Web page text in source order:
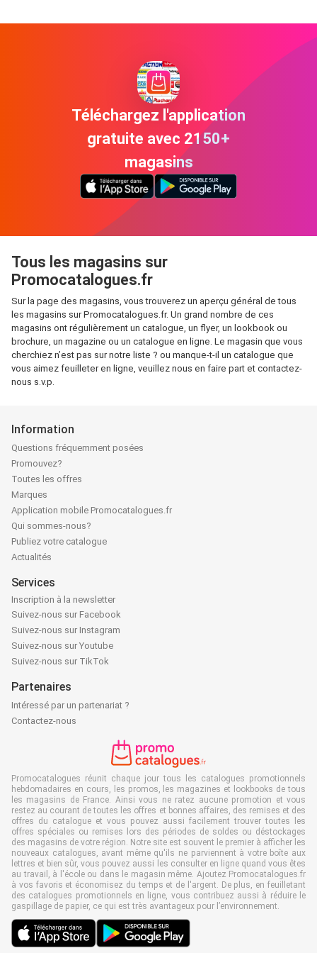
Téléchargez l'application
gratuite avec 2150+
magasins
Tous les magasins sur
Promocatalogues.fr
Sur la page des magasins, vous trouverez un aperçu général de tous
les magasins sur Promocatalogues.fr. Un grand nombre de ces
magasins ont régulièrement un catalogue, un flyer, un lookbook ou
brochure, un magazine ou un catalogue en ligne. Le magasin que vous
cherchiez n’est pas sur notre liste ? ou manque-t-il un catalogue que
vous aimez feuilleter en ligne, veuillez nous en faire part et contactez-
nous s.v.p.
Information
Questions fréquemment posées
Promouvez?
Toutes les offres
Marques
Application mobile Promocatalogues.fr
Qui sommes-nous?
Publiez votre catalogue
Actualités
Services
Inscription à la newsletter
Suivez-nous sur Facebook
Suivez-nous sur Instagram
Suivez-nous sur Youtube
Suivez-nous sur TikTok
Partenaires
Intéressé par un partenariat ?
Contactez-nous
Promocatalogues réunit chaque jour tous les catalogues promotionnels
hebdomadaires en cours, les promos, les magazines et lookbooks de tous
les magasins de France. Ainsi vous ne ratez aucune promotion et vous
restez au courant de toutes les offres et bonnes affaires, des remises et des
offres du catalogue et vous pouvez aussi facilement trouver toutes les
offres spéciales ou remises lors des périodes de soldes ou déstockages
des magasins de votre région. Notre site est souvent le premier à afficher les
nouveaux catalogues, avant même qu'ils ne parviennent à votre boîte aux
lettres et bien sûr, vous pouvez aussi les consulter en ligne quand vous êtes
au travail, à l'école ou dans le magasin même. Ajoutez Promocatalogues.fr
à vos favoris et économisez du temps et de l'argent. De plus, en feuilletant
des catalogues promotionnels en ligne, vous contribuez aussi à réduire le
gaspillage de papier, ce qui est très avantageux pour l’environnement.